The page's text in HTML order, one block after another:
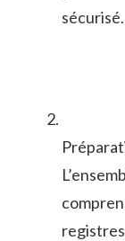
sécurisé.